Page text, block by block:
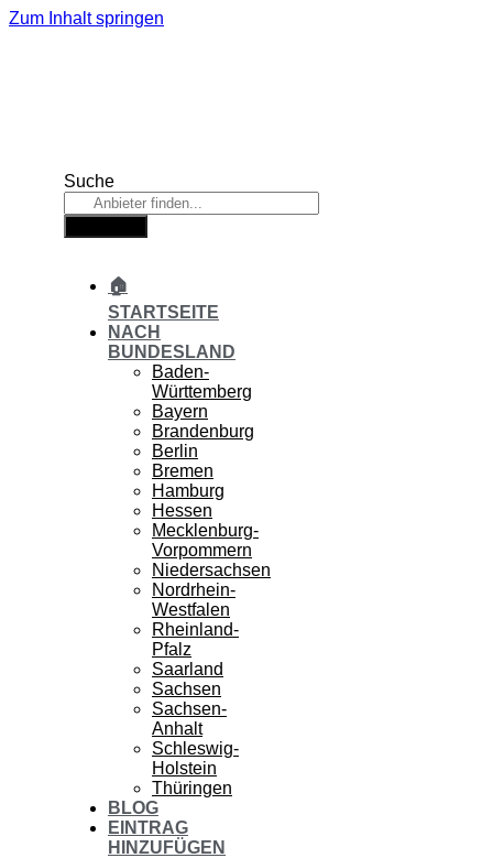
Zum Inhalt springen
Suche
🏠
STARTSEITE
NACH
BUNDESLAND
Baden-
Württemberg
Bayern
Brandenburg
Berlin
Bremen
Hamburg
Hessen
Mecklenburg-
Vorpommern
Niedersachsen
Nordrhein-
Westfalen
Rheinland-
Pfalz
Saarland
Sachsen
Sachsen-
Anhalt
Schleswig-
Holstein
Thüringen
BLOG
EINTRAG
HINZUFÜGEN